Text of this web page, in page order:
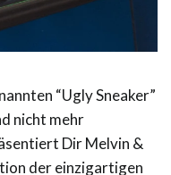
“Ugly Sneaker”
nicht mehr
Dir Melvin &
der einzigartigen